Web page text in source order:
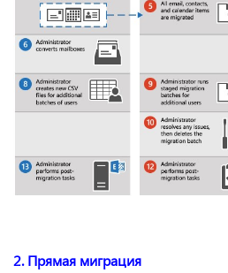
2. Прямая миграция